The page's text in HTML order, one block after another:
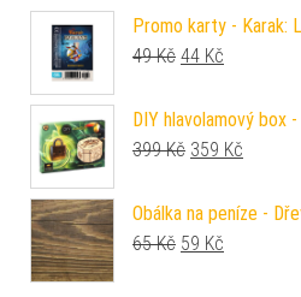
Promo karty - Karak:
49Kč Původní cena
44 Kč
DIY hlavolamový box
399Kč Původní cena
359 Kč
Obálka na peníze -
65Kč Původní cena
59 Kč